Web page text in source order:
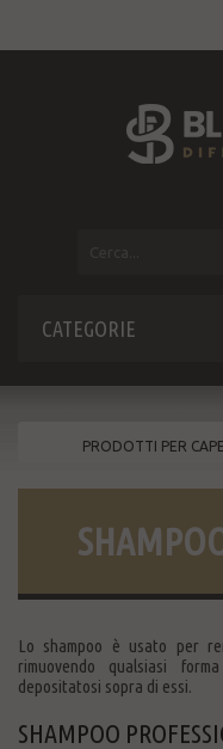
CATEGORIE
PRODOTTI PER
Lo shampoo è usato per
rimuovendo qualsiasi
depositatosi sopra di essi.
SHAMPOO